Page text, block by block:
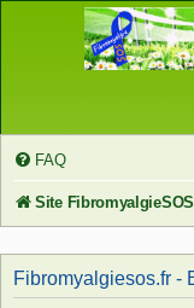
FAQ
Site FibromyalgieSOS
Fibromyalgiesos.fr -